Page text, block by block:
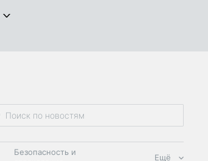
Безопасность и
Ещё